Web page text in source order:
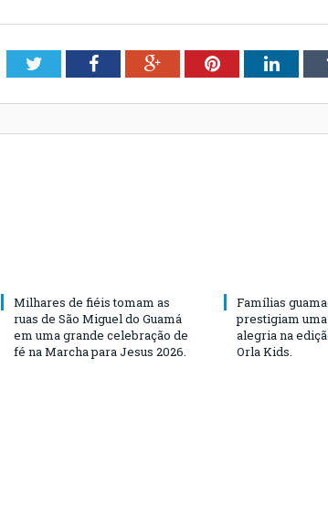
TwitterFacebookGoogle+Pinterest
Milhares de fiéis tomam as
ruas de São Miguel do Guamá
em uma grande celebração de
fé na Marcha para Jesus 2026.
Famílias
prestigiam
alegria na
Orla Kids.